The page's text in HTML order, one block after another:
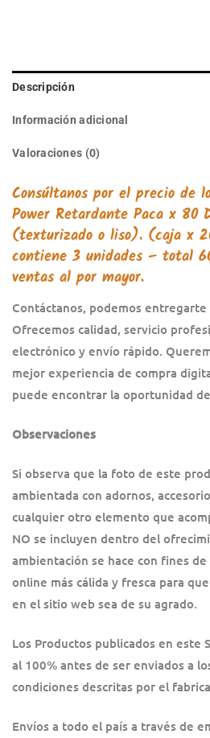
Descripción
Información adicional
Valoraciones (0)
Consúltanos por el precio de
Power Retardante Paca x 80
(texturizado o liso). (caja x
contiene 3 unidades – total
ventas al por mayor.
Contáctanos, podemos
Ofrecemos calidad, servicio
electrónico y envío rápido.
mejor experiencia de compra
puede encontrar la oportunidad
Observaciones
Si observa que la foto de este
ambientada con adornos,
cualquier otro elemento que
NO se incluyen dentro del
ambientación se hace con fines
online más cálida y fresca para
en el sitio web sea de su agrado.
Los Productos publicados en este
al 100% antes de ser enviados a
condiciones descritas por el
Envíos a todo el país a través de